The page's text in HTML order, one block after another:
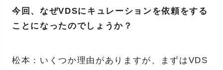
今回、なぜVDSにキュレーションを依頼をする
ことになったのでしょうか？
松本：いくつか理由がありますが、まずはVDS